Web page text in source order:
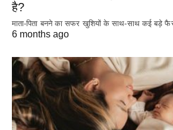
है?
माता-पिता बनने का सफर खुशियों के साथ-साथ कई बड़े
6 months ago